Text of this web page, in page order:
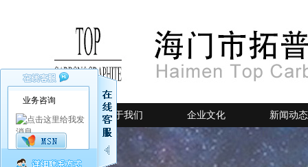
网站首页 关于我们 企业文化 新闻动态
业务咨询